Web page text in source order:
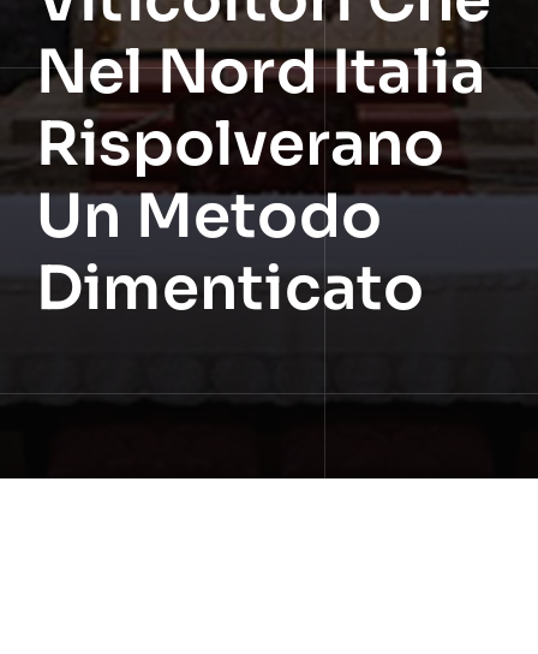
Nel Nord Italia
Rispolverano
Un Metodo
Dimenticato